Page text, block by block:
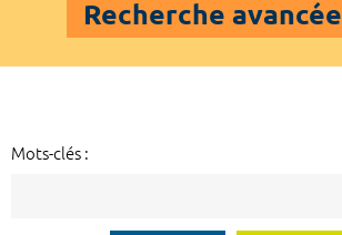
Recherche avancée
Mots-clés :